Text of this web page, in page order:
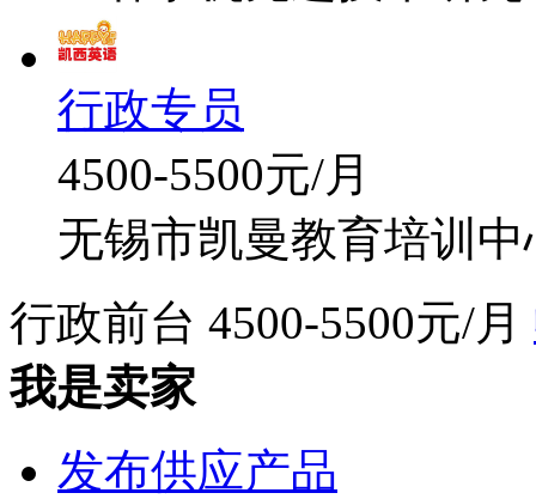
行政专员
4500-5500元/月
无锡市凯曼教育培训
行政前台 4500-5500元/月
我是卖家
发布供应产品